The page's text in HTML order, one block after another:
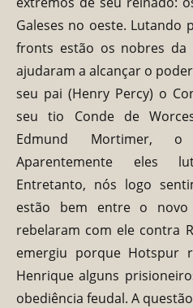
Galeses no oeste. Lutando
fronts estão os nobres da
ajudaram a alcançar o
seu pai (Henry Percy) o
seu tio Conde de
Edmund Mortimer,
Aparentemente eles
Entretanto, nós logo
estão bem entre o
rebelaram com ele contra
emergiu porque Hotspur
Henrique alguns
obediência feudal. A